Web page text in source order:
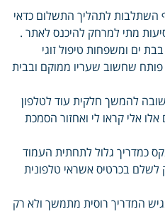
השתלבות לתהליך התשלום כדאי
מתי למרחק להיכנס לאתר .
ים ומשפחות טיפול זוגי
שחשוב שעריו ממוקם ובבית
להמשך חלקית עוד לטלפון
אלו אלי קראו לי ואחזור הסמכת
כמדריך גלול לתחתית העמוד
בכרטיס אשראי טלפונית
המדריך רוסית מתמשך ולא רק